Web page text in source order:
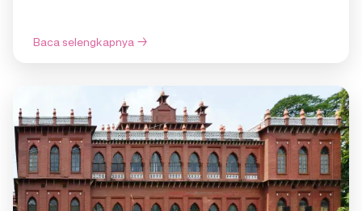
Baca selengkapnya→